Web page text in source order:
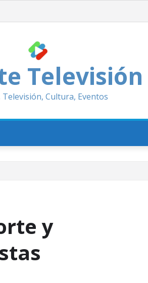
Televisión
Televisión, Cultura, Eventos
y